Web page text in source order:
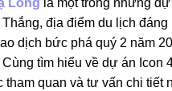
Long là một trong những
địa điểm du lịch
dịch bức phá quý 2 năm
tìm hiểu về dự án Icon
quan và tư vấn chi tiết